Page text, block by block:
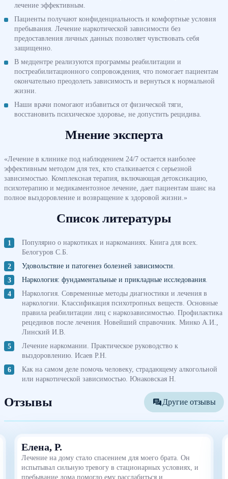
лечение эффективным.
Пациенты получают конфиденциальность и комфортные условия
пребывания. Лечение наркотической зависимости без
предоставления личных данных позволяет чувствовать себя
защищенно.
В медцентре реализуются программы реабилитации и
постреабилитационного сопровождения, что помогает пациентам
окончательно преодолеть зависимость и вернуться к нормальной
жизни.
Наши врачи помогают избавиться от физической тяги,
восстановить психическое здоровье, не допустить рецидива.
Мнение эксперта
«Лечение в клинике под наблюдением 24/7 остается наиболее
эффективным методом для тех, кто сталкивается с серьезной
зависимостью. Комплексная терапия, включающая детоксикацию,
психотерапию и медикаментозное лечение, дает пациентам шанс на
полное выздоровление и возвращение к здоровой жизни.»
Список литературы
Популярно о наркотиках и наркоманиях. Книга для всех.
Белогуров С.Б.
Удовольствие и патогенез болезней зависимости
Наркология: фундаментальные и прикладные исследования
Наркология. Современные методы диагностики и лечения в
наркологии. Классификация психотропных веществ. Основные
правила реабилитации лиц с наркозависимостью. Профилактика
рецедивов после лечения. Новейший справочник. Минко А.И.,
Линский И.В.
Лечение наркомании. Практическое руководство к
выздоровлению. Исаев Р.Н.
Как на самом деле помочь человеку, страдающему алкогольной
или наркотической зависимостью. Юнаковская Н.
Отзывы Другие отзывы
Елена, Р.
Лечение на дому стало спасением для моего брата. Он
испытывал сильную тревогу в стационарных условиях, и
пребывание дома помогло ему расслабиться и